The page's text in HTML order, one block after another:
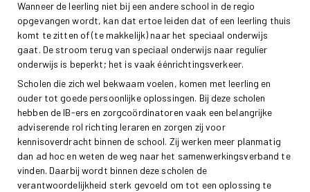
Wanneer de leerling niet bij een andere school in de regio
opgevangen wordt, kan dat ertoe leiden dat of een leerling thuis
komt te zitten of (te makkelijk) naar het speciaal onderwijs
gaat. De stroom terug van speciaal onderwijs naar regulier
onderwijs is beperkt; het is vaak éénrichtingsverkeer.
Scholen die zich wel bekwaam voelen, komen met leerling en
ouder tot goede persoonlijke oplossingen. Bij deze scholen
hebben de IB-ers en zorgcoördinatoren vaak een belangrijke
adviserende rol richting leraren en zorgen zij voor
kennisoverdracht binnen de school. Zij werken meer planmatig
dan ad hoc en weten de weg naar het samenwerkingsverband te
vinden. Daarbij wordt binnen deze scholen de
verantwoordelijkheid sterk gevoeld om tot een oplossing te